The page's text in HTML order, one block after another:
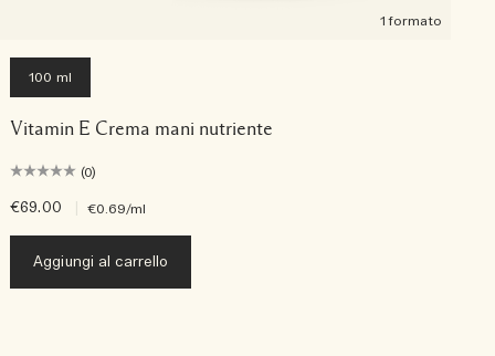
1 formato
100 ml
Vitamin E Crema mani nutriente
(0)
€69.00 €0.69/ml
Aggiungi al carrello